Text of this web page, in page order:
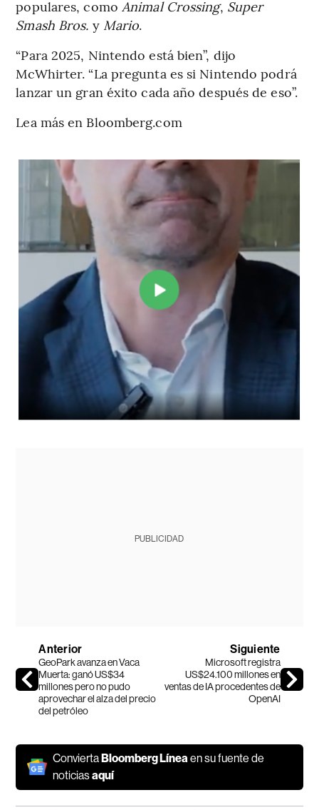
populares, como Animal Crossing, Super
Smash Bros. y Mario.
“Para 2025, Nintendo está bien”, dijo
McWhirter. “La pregunta es si Nintendo podrá
lanzar un gran éxito cada año después de eso”.
Lea más en Bloomberg.com
PUBLICIDAD
Anterior
GeoPark avanza en Vaca
Muerta: ganó US$34
millones pero no pudo
aprovechar el alza del precio
del petróleo
Siguiente
Microsoft registra
US$24.100 millones en
ventas de IA procedentes de
OpenAI
ConviertaBloomberg Línea en su fuente de
noticiasaquí